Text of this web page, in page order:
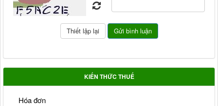
KIẾN THỨC THUẾ
Hóa đơn